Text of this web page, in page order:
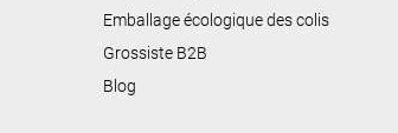
e
s
Emballage écologique des colis
Grossiste B2B
Blog